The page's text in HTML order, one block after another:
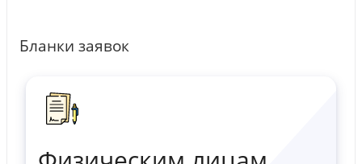
Бланки заявок